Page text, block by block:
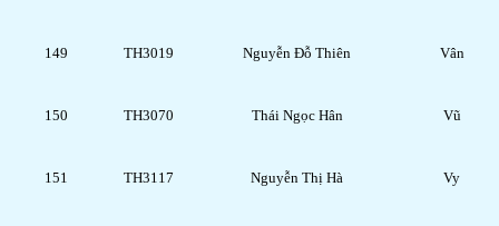
149 TH3019 Nguyễn Đỗ Thiên Vân
150 TH3070 Thái Ngọc Hân Vũ
151 TH3117 Nguyễn Thị Hà Vy